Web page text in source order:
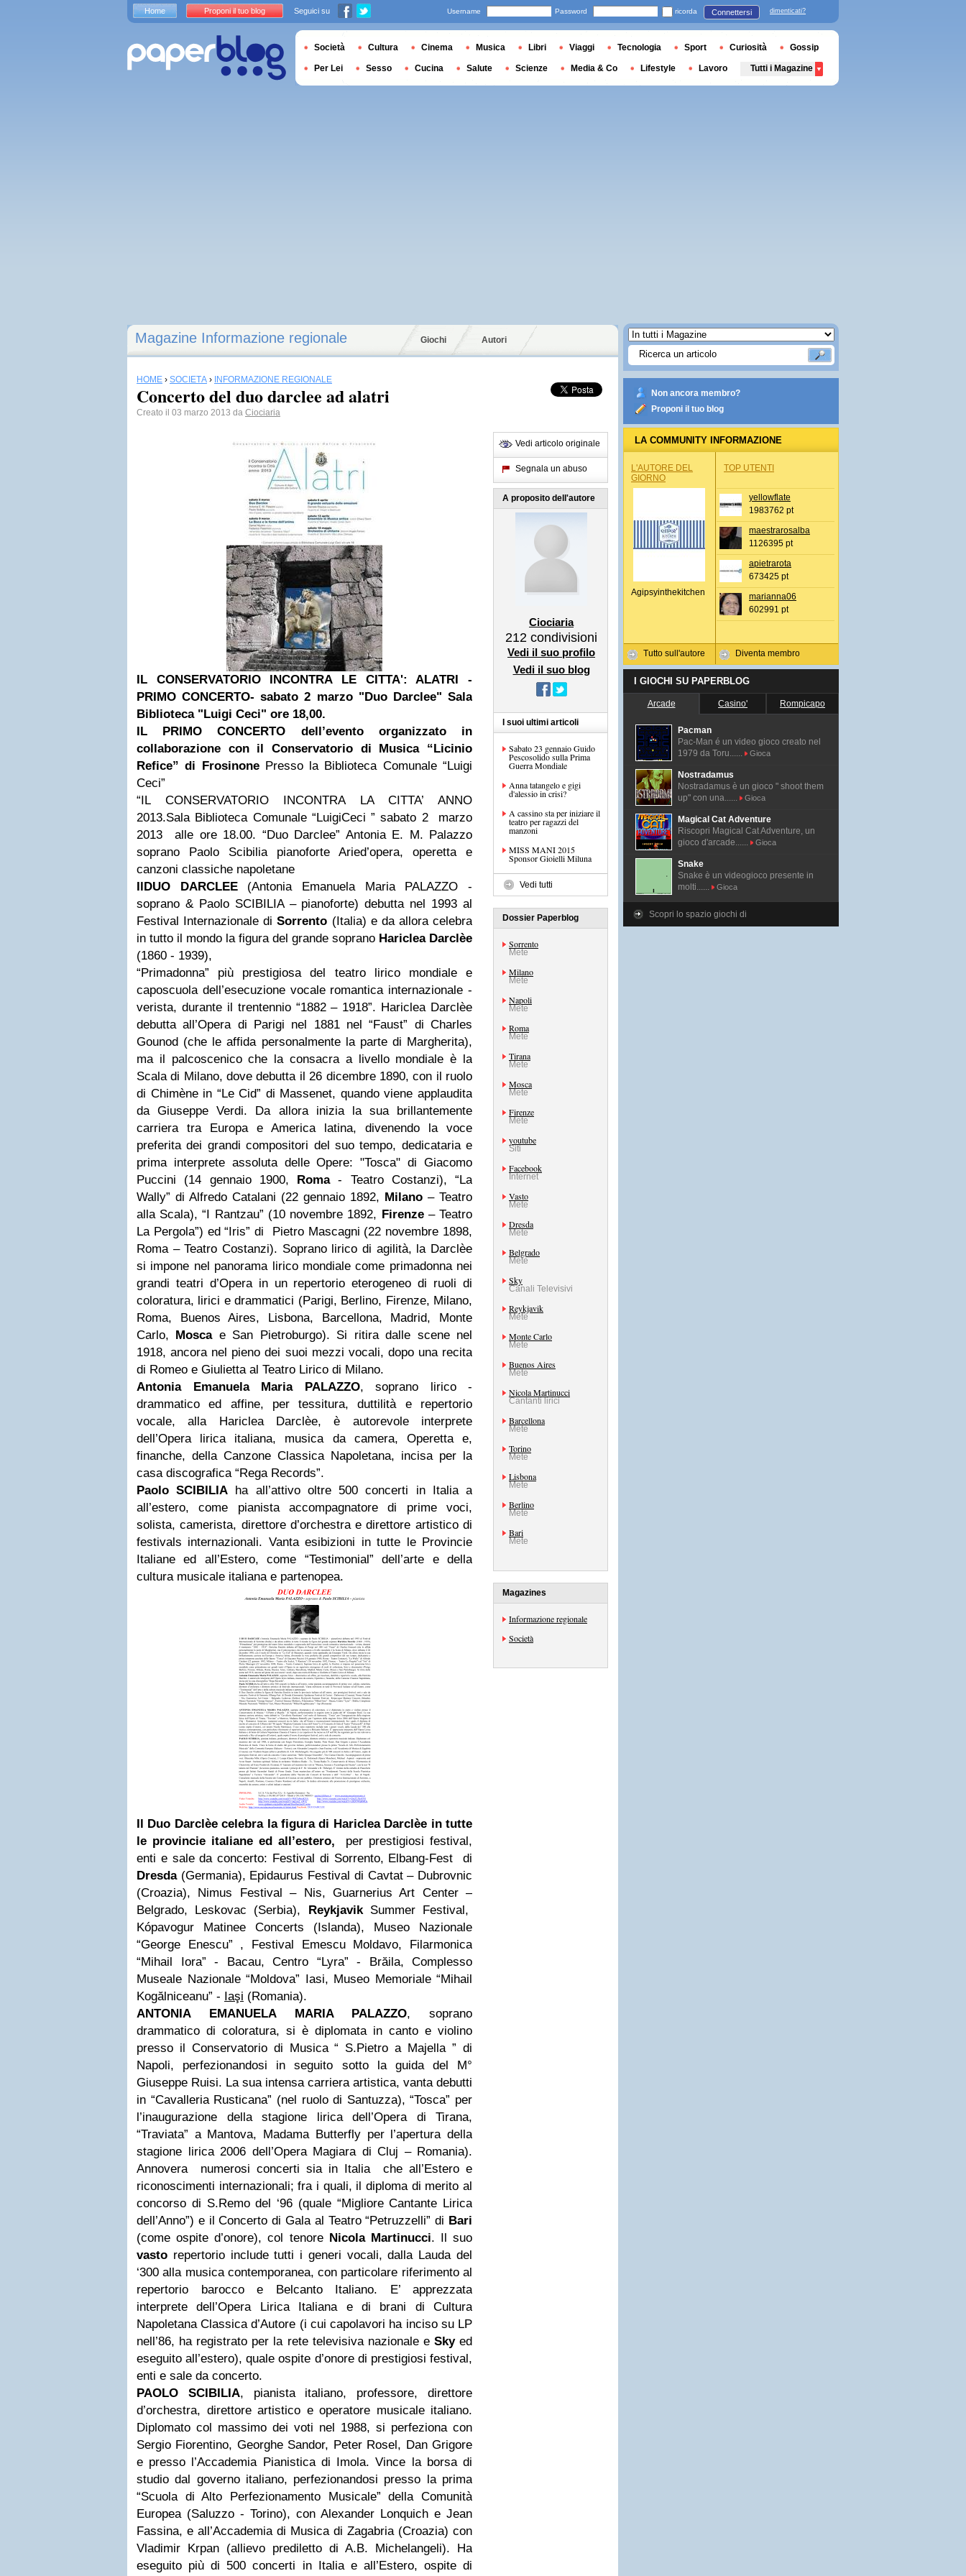
Magazine Informazione regionale Giochi Autori
HOME › SOCIETÀ › INFORMAZIONE REGIONALE
Concerto del duo darclee ad alatri
Creato il 03 marzo 2013 da Ciociaria
IL CONSERVATORIO INCONTRA LE CITTA': ALATRI -
PRIMO CONCERTO- sabato 2 marzo "Duo Darclee" Sala
Biblioteca "Luigi Ceci" ore 18,00.
IL PRIMO CONCERTO dell’evento organizzato in
collaborazione con il Conservatorio di Musica “Licinio
Refice” di FrosinonePresso la Biblioteca Comunale “Luigi
Ceci”
“IL CONSERVATORIO INCONTRA LA CITTA’ ANNO
2013.Sala Biblioteca Comunale “LuigiCeci ” sabato 2 marzo
2013 alle ore 18.00. “Duo Darclee” Antonia E. M. Palazzo
soprano Paolo Scibilia pianoforte Aried’opera, operetta e
canzoni classiche napoletane
IlDUO DARCLEE(Antonia Emanuela Maria PALAZZO -
soprano & Paolo SCIBILIA – pianoforte) debutta nel 1993 al
Festival Internazionale diSorrento (Italia) e da allora celebra
in tutto il mondo la figura del grande soprano Hariclea Darclèe
(1860 - 1939),
“Primadonna” più prestigiosa del teatro lirico mondiale e
caposcuola dell’esecuzione vocale romantica internazionale -
verista, durante il trentennio “1882 – 1918”. Hariclea Darclèe
debutta all’Opera di Parigi nel 1881 nel “Faust” di Charles
Gounod (che le affida personalmente la parte di Margherita),
ma il palcoscenico che la consacra a livello mondiale è la
Scala di Milano, dove debutta il 26 dicembre 1890, con il ruolo
di Chimène in “Le Cid” di Massenet, quando viene applaudita
da Giuseppe Verdi. Da allora inizia la sua brillantemente
carriera tra Europa e America latina, divenendo la voce
preferita dei grandi compositori del suo tempo, dedicataria e
prima interprete assoluta delle Opere: "Tosca" di Giacomo
Puccini (14 gennaio 1900, Roma- Teatro Costanzi), “La
Wally” di Alfredo Catalani (22 gennaio 1892, Milano – Teatro
alla Scala), “I Rantzau” (10 novembre 1892, Firenze– Teatro
La Pergola”) ed “Iris” di
Pietro Mascagni (22 novembre 1898,
Roma – Teatro Costanzi). Soprano lirico di agilità, la Darclèe
si impone nel panorama lirico mondiale come primadonna nei
grandi teatri d’Opera in un repertorio eterogeneo di ruoli di
coloratura, lirici e drammatici (Parigi, Berlino, Firenze, Milano,
Roma, Buenos Aires, Lisbona, Barcellona, Madrid, Monte
Carlo, Moscae San Pietroburgo). Si ritira dalle scene nel
1918, ancora nel pieno dei suoi mezzi vocali, dopo una recita
di Romeo e Giulietta al Teatro Lirico di Milano.
Antonia Emanuela Maria PALAZZO, soprano lirico -
drammatico ed affine, per tessitura, duttilità e repertorio
vocale, alla Hariclea Darclèe, è autorevole interprete
dell’Opera lirica italiana, musica da camera, Operetta e,
finanche, della Canzone Classica Napoletana, incisa per la
casa discografica “Rega Records”.
Paolo SCIBILIA ha all’attivo oltre 500 concerti in Italia a
all’estero, come pianista accompagnatore di prime voci,
solista, camerista, direttore d’orchestra e direttore artistico di
festivals internazionali. Vanta esibizioni in tutte le Provincie
Italiane ed all’Estero, come “Testimonial” dell’arte e della
cultura musicale italiana e partenopea.
Il Duo Darclèe celebra la figura di Hariclea Darclèe in tutte
le provincie italiane ed all’estero,
per prestigiosi festival,
enti e sale da concerto: Festival di Sorrento, Elbang-Fest
di
Dresda(Germania), Epidaurus Festival di Cavtat – Dubrovnic
(Croazia), Nimus Festival – Nis, Guarnerius Art Center –
Belgrado, Leskovac (Serbia), ReykjavikSummer Festival,
Kópavogur Matinee Concerts (Islanda), Museo Nazionale
“George Enescu” , Festival Emescu Moldavo, Filarmonica
“Mihail Iora” - Bacau, Centro “Lyra” - Brăila, Complesso
Museale Nazionale “Moldova” Iasi, Museo Memoriale “Mihail
Kogălniceanu” - Iaşi (Romania).
ANTONIA EMANUELA MARIA PALAZZO, soprano
drammatico di coloratura, si è diplomata in canto e violino
presso il Conservatorio di Musica “ S.Pietro a Majella ” di
Napoli, perfezionandosi in seguito sotto la guida del M°
Giuseppe Ruisi. La sua intensa carriera artistica, vanta debutti
in “Cavalleria Rusticana” (nel ruolo di Santuzza), “Tosca” per
l’inaugurazione della stagione lirica dell’Opera di Tirana,
“Traviata” a Mantova, Madama Butterfly per l’apertura della
stagione lirica 2006 dell’Opera Magiara di Cluj – Romania).
Annovera
numerosi concerti sia in Italia
che all’Estero e
riconoscimenti internazionali; fra i quali, il diploma di merito al
concorso di S.Remo del ‘96 (quale “Migliore Cantante Lirica
dell’Anno”) e il Concerto di Gala al Teatro “Petruzzelli” di Bari
(come ospite d’onore), col tenore Nicola Martinucci. Il suo
vasto repertorio include tutti i generi vocali, dalla Lauda del
‘300 alla musica contemporanea, con particolare riferimento al
repertorio barocco e Belcanto Italiano. E’ apprezzata
interprete dell’Opera Lirica Italiana e di brani di Cultura
Napoletana Classica d’Autore (i cui capolavori ha inciso su LP
nell’86, ha registrato per la rete televisiva nazionale e Skyed
eseguito all’estero), quale ospite d’onore di prestigiosi festival,
enti e sale da concerto.
PAOLO SCIBILIA, pianista italiano, professore, direttore
d’orchestra, direttore artistico e operatore musicale italiano.
Diplomato col massimo dei voti nel 1988, si perfeziona con
Sergio Fiorentino, Georghe Sandor, Peter Rosel, Dan Grigore
e presso l’Accademia Pianistica di Imola. Vince la borsa di
studio dal governo italiano, perfezionandosi presso la prima
“Scuola di Alto Perfezionamento Musicale” della Comunità
Europea (Saluzzo - Torino), con Alexander Lonquich e Jean
Fassina, e all’Accademia di Musica di Zagabria (Croazia) con
Vladimir Krpan (allievo prediletto di A.B. Michelangeli). Ha
eseguito più di 500 concerti in Italia e all’Estero, ospite di
Vedi articolo originale
Segnala un abuso
A proposito dell'autore
Ciociaria
212 condivisioni
Vedi il suo profilo
Vedi il suo blog
I suoi ultimi articoli
Sabato 23 gennaio Guido
Pescosolido sulla Prima
Guerra Mondiale
Anna tatangelo e gigi
d'alessio in crisi?
A cassino sta per iniziare il
teatro per ragazzi del
manzoni
MISS MANI 2015
Sponsor Gioielli Miluna
Vedi tutti
Dossier Paperblog
Sorrento
Mete
Milano
Mete
Napoli
Mete
Roma
Mete
Tirana
Mete
Mosca
Mete
Firenze
Mete
youtube
Siti
Facebook
Internet
Vasto
Mete
Dresda
Mete
Belgrado
Mete
Sky
Canali Televisivi
Reykjavik
Mete
Monte Carlo
Mete
Buenos Aires
Mete
Nicola Martinucci
Cantanti lirici
Barcellona
Mete
Torino
Mete
Lisbona
Mete
Berlino
Mete
Bari
Mete
Magazines
Informazione regionale
Società
Non ancora membro?
Proponi il tuo blog
LA COMMUNITY INFORMAZIONE
REGIONALE
L'AUTORE DEL
GIORNO
Agipsyinthekitchen
Tutto sull'autore
TOP UTENTI
yellowflate
1983762 pt
maestrarosalba
1126395 pt
apietrarota
673425 pt
marianna06
602991 pt
Diventa membro
I GIOCHI SU PAPERBLOG
Arcade Casino' Rompicapo
Pacman
Pac-Man é un video gioco creato nel
1979 da Toru......
Gioca
Nostradamus
Nostradamus è un gioco " shoot them
up" con una......
Gioca
Magical Cat Adventure
Riscopri Magical Cat Adventure, un
gioco d'arcade......
Gioca
Snake
Snake è un videogioco presente in
molti......
Gioca
Scopri lo spazio giochi di
Home Proponi il tuo blog Seguici su Username Password ricorda Connettersi dimenticati?
Società Cultura Cinema Musica Libri Viaggi Tecnologia Sport Curiosità Gossip
Per Lei Sesso Cucina Salute Scienze Media & Co Lifestyle Lavoro Tutti i Magazine